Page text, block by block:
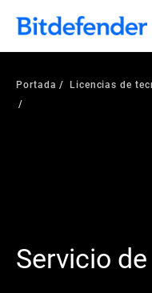
Portada Licencias de
Servicio